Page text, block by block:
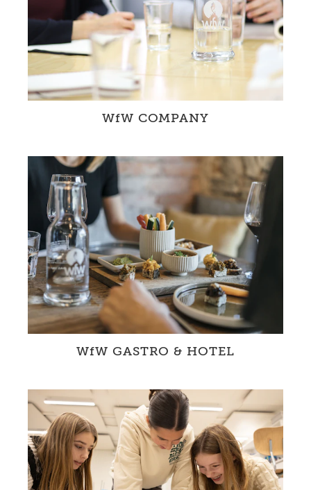
WfW COMPANY
Nachhaltiger Leitungswasserkonsum und die
Unterstützung von WfW ermöglicht es
Unternehmen, gesellschaftliche Verant...
WfW GASTRO & HOTEL
Innovative Konzepte geben Gastronomie- und
Hotelleriebetrieben eine Alternative im
Umgang mit Wasser.